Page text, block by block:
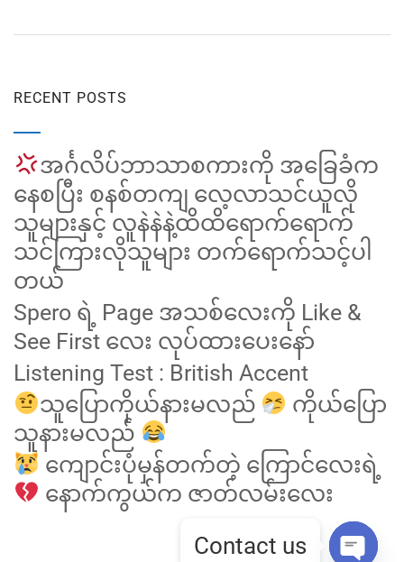
RECENT POSTS
အင်္ဂလိပ်ဘာသာစကားကို အခြေခံက
နေစပြီး စနစ်တကျ လေ့လာသင်ယူလို
သူများနှင့် လူနဲနဲနဲ့ထိထိရောက်ရောက်
သင်ကြားလိုသူများ တက်ရောက်သင့်ပါ
တယ်
Spero ရဲ့ Page အသစ်လေးကို Like &
See First လေး လုပ်ထားပေးနော်
Listening Test : British Accent
သူပြောကိုယ်နားမလည်
ကိုယ်ပြော
သူနားမလည်
ကျောင်းပုံမှန်တက်တဲ့ ကြောင်လေးရဲ့
နောက်ကွယ်က ဇာတ်လမ်းလေး
Contact us